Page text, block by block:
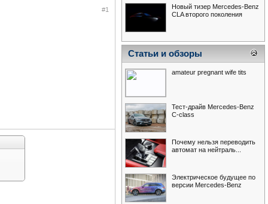
#1
Новый тизер Mercedes-Benz
CLA второго поколения
Статьи и обзоры
amateur pregnant wife tits
Тест-драйв Mercedes-Benz
С-class
Почему нельзя переводить
автомат на нейтраль...
Электрическое будущее по
версии Mercedes-Benz